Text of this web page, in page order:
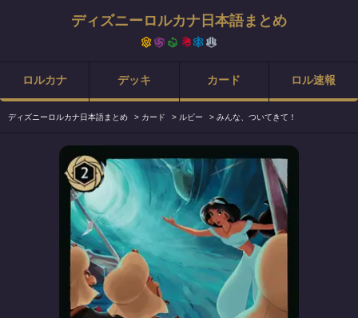
ディズニーロルカナ日本語まとめ
ロルカナ デッキ カード ロル速報
ディズニーロルカナ日本語まとめ > カード > ルビー > みんな、ついてきて！